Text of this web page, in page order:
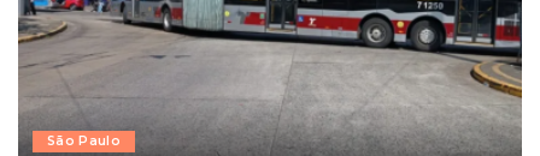
São Paulo